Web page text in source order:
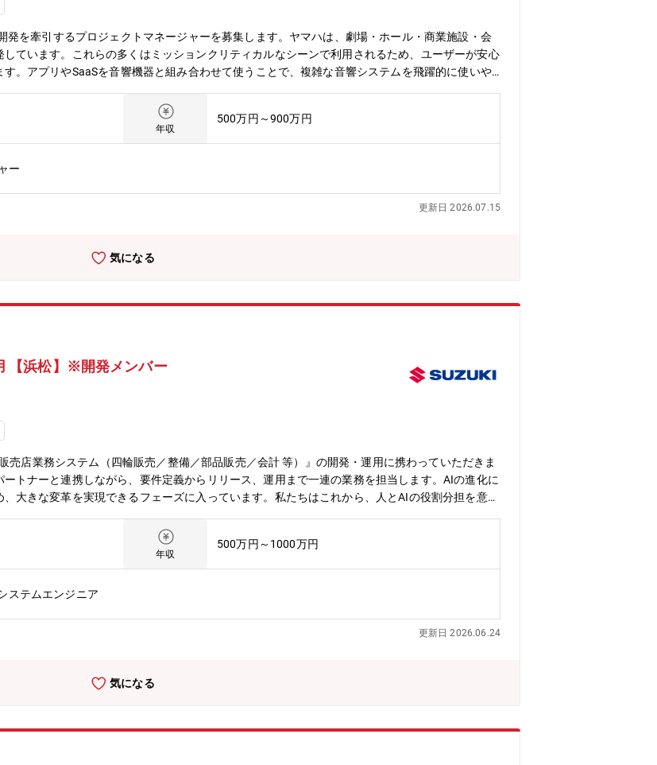
発を牽引するプロジェクトマネージャーを募集します。ヤマハは、劇場・ホール・商業施設・会
ています。これらの多くはミッションクリティカルなシーンで利用されるため、ユーザーが安心
。アプリやSaaSを音響機器と組み合わせて使うことで、複雑な音響システムを飛躍的に使いや
index.html【業務内容】業務用音響システムと連携するアプリやSaaSの開発プロジェクトにお
能な要求仕様、要件に落とし込みます。・ハードウェアを含めたシステム全体に関わる技術選
プの策定と実行・顧客要望の理解に基づく、技術的に実現可能な要求仕様、要件の定義・複雑な
開発プロセスの標準化、若手エンジニアの指導を通じた、組織全体の技術水準の底上げ【役割】
、単一チームを超えた組織全体の技術課題を解決し、中長期的な技術戦略を策定・実行する役割
年収
500万円～900万円
ー
更新日 2026.07.15
気になる
【浜松】※開発メンバー
売店業務システム（四輪販売／整備／部品販売／会計 等）』の開発・運用に携わっていただきま
トナーと連携しながら、要件定義からリリース、運用まで一連の業務を担当します。AIの進化に
大きな変革を実現できるフェーズに入っています。私たちはこれから、人とAIの役割分担を意識
が担当する具体的な業務 >>① 販売店業務システム（四輪販売／整備／部品販売／会計 等）につい
援、外部設計・テスト設計、受入テスト／リリース作業、 運用監視・不具合調査/改修などの
売店スタッフ等からの問い合わせ対応 （状況ヒアリング、ログ確認、原因調査、暫定対応、
タの分析、改善施策の具体化（手順/ツール/監視/自動化等）、実装・検証、 展開後フォロー
ネクテッドや先進安全技術、シェアリングなどCASE時代に対応するため、販売店業務システムに
が求められています。ITだけではなく、販売店業務におけるセールス／サービス（整備）など
姿を一緒に考え実現していくことを期待しています。<< 部門のミッション >>【ビジョン】 デー
接接点を持つ販売店の現場で、お客様が求める「ちょどいい」サービスを追求し、販売店スタッ
。◆ 基礎習得 目的 : 業務に必要な基本的な知識やスキルを習得する。 内容 : 業務に関連す
年収
500万円～1000万円
ステムエンジニア
更新日 2026.06.24
気になる